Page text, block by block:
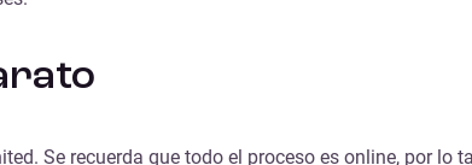
Se recuerda que todo el proceso es online, por lo